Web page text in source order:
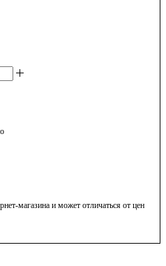
магазина и может отличаться от цен